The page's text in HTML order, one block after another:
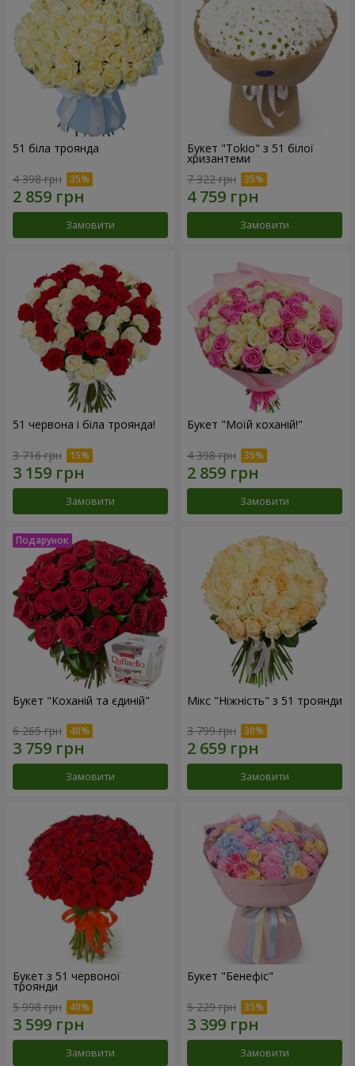
51 біла троянда
4 398 грн
Замовити
Букет "Tokio" з 51 білої
хризантеми
7 322 грн
Замовити
51 червона і біла троянда!
3 716 грн
Замовити
Букет "Моїй коханій!"
4 398 грн
Замовити
Букет "Коханій та єдиній"
6 265 грн
Замовити
Мікс "Ніжність" з 51 троянди
3 799 грн
Замовити
Букет з 51 червоної
троянди
5 998 грн
Замовити
Букет "Бенефіс"
5 229 грн
Замовити